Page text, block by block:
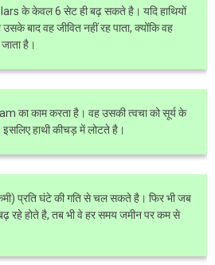
के केवल 6 सेट ही बढ़ सकते है। यदि हाथियों
बाद वह जीवित नहीं रह पाता, क्योंकि वह
है।
का काम करता है। वह उसकी त्वचा को सूर्य के
इसलिए हाथी कीचड़ में लोटते है।
प्रति घंटे की गति से चल सकते है। फिर भी जब
रहे होते है, तब भी वे हर समय जमीन पर कम से